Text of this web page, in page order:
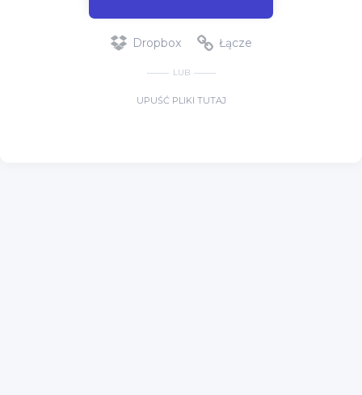
Dropbox Łącze
LUB
UPUŚĆ PLIKI TUTAJ